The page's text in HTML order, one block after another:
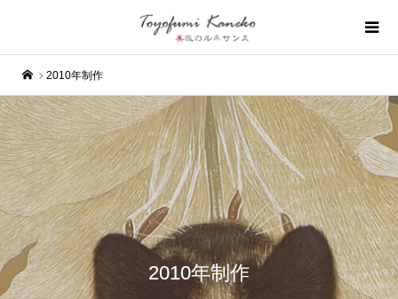
2010年制作
2010年制作